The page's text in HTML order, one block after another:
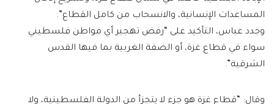
المساعدات الإنسانية، والانسحاب من كامل القطاع”.
وجدد عباس، التأكيد على “رفض تهجير أي مواطن فلسطيني
سواء في قطاع غزة، أو الضفة الغربية بما فيها القدس
الشرقية”.
وقال: “قطاع غزة هو جزء لا يتجزأ من الدولة الفلسطينية، ولا